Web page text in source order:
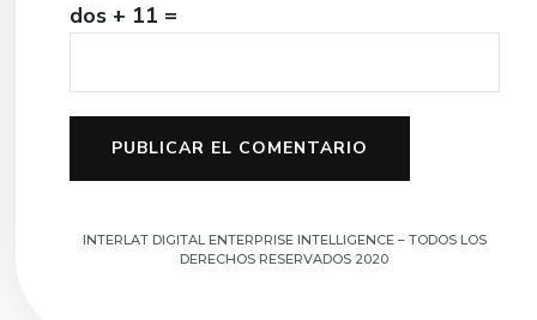
dos + 11 =
INTERLAT DIGITAL ENTERPRISE INTELLIGENCE – TODOS LOS
DERECHOS RESERVADOS 2020